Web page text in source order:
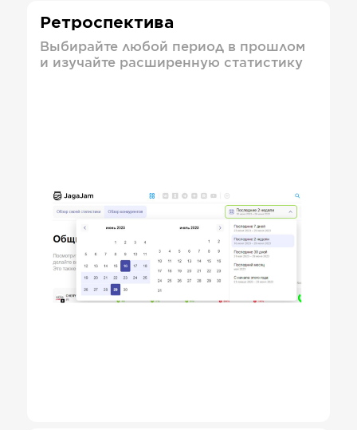
Ретроспектива
Выбирайте любой период в прошлом
и изучайте расширенную статистику